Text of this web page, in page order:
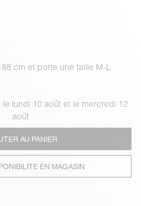
cm et porte une taille M-L
le lundi 10 août et le mercredi 12
août
AU PANIER
EN MAGASIN